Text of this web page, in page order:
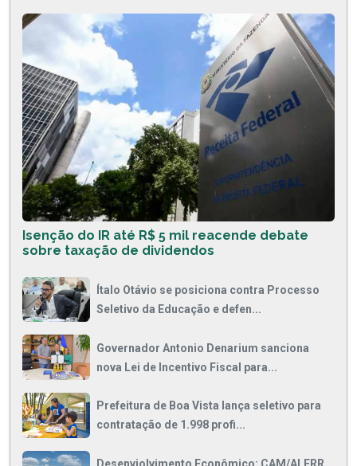
Isenção do IR até R$ 5 mil reacende debate
sobre taxação de dividendos
Ítalo Otávio se posiciona contra Processo
Seletivo da Educação e defen...
Governador Antonio Denarium sanciona
nova Lei de Incentivo Fiscal para...
Prefeitura de Boa Vista lança seletivo para
contratação de 1.998 profi...